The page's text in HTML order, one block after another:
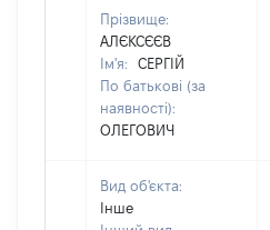
Прізвище:
АЛЄКСЄЄВ
Ім'я:
СЕРГІЙ
По батькові (за
наявності):
ОЛЕГОВИЧ
Вид об'єкта:
Інше